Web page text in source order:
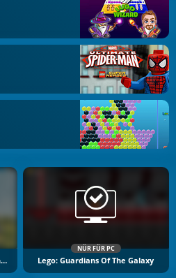
Regular Show: Battle Of The Behemoths
NÜR FÜR PC
Lego: Guardians Of The Galaxy